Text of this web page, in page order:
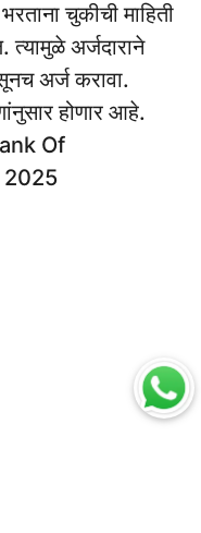
चुकीची माहिती
अर्जदाराने
अर्ज करावा.
होणार आहे.
Of
2025